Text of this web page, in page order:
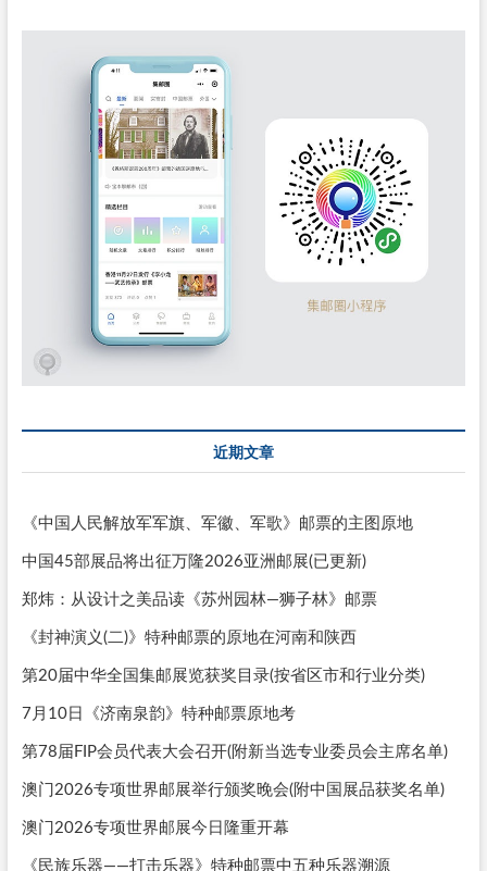
近期文章
《中国人民解放军军旗、军徽、军歌》邮票的主图原地
中国45部展品将出征万隆2026亚洲邮展(已更新)
郑炜：从设计之美品读《苏州园林—狮子林》邮票
《封神演义(二)》特种邮票的原地在河南和陕西
第20届中华全国集邮展览获奖目录(按省区市和行业分类)
7月10日《济南泉韵》特种邮票原地考
第78届FIP会员代表大会召开(附新当选专业委员会主席名单)
澳门2026专项世界邮展举行颁奖晚会(附中国展品获奖名单)
澳门2026专项世界邮展今日隆重开幕
《民族乐器——打击乐器》特种邮票中五种乐器溯源